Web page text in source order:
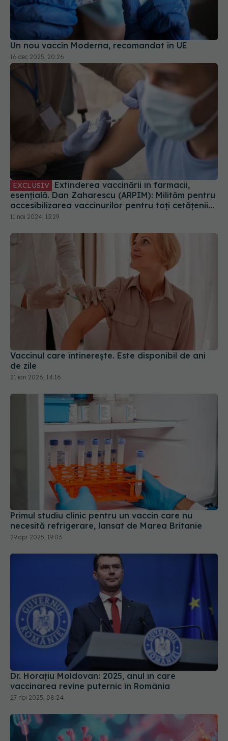
Un nou vaccin Moderna, recomandat în UE
16 dec 2025, 20:26
EXCLUSIV
esențială. Dan Zaharescu (ARPIM): Milităm pentru
accesibilizarea vaccinurilor pentru toți cetățenii
României
11 noi 2024, 13:29
Vaccinul care întinerește. Este disponibil de ani
de zile
21 ian 2026, 14:16
Primul studiu clinic pentru un vaccin care nu
necesită refrigerare, lansat de Marea Britanie
29 apr 2025, 19:03
Dr. Horațiu Moldovan: 2025, anul în care
vaccinarea revine puternic în România
27 noi 2025, 08:24